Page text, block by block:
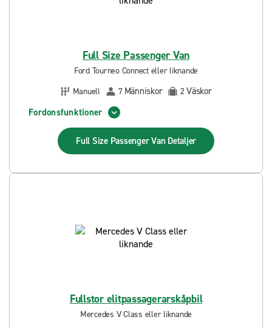
Full Size Passenger Van
Ford Tourneo Connect eller liknande
Manuell
7 Människor 2Väskor
Fordonsfunktioner
Full Size Passenger Van Detaljer
Fullstor elitpassagerarskåpbil
Mercedes V Class eller liknande